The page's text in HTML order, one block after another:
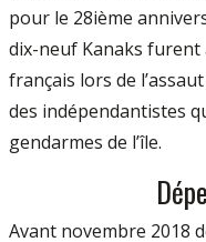
pour le 28ième
dix-­neuf Kanaks furent
français lors de
des indépendantistes
gendarmes de l’île.
Avant novembre 2018